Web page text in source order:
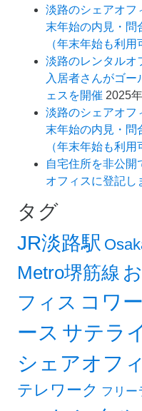
淡路のシェアオフ
末年始の内見・問
（年末年始も利用
淡路のレンタルオ
入居者さんがゴー
ェスを開催 2025
淡路のシェアオフ
末年始の内見・問
（年末年始も利用
自宅住所を非公開
オフィスに登記し
タグ
JR淡路駅
Metro堺筋線
フィス コワ
ース サテラ
シェアオフ
テレワーク フリー